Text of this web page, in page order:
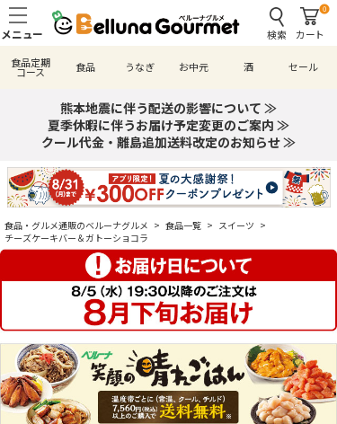
検索
0
カート
食品定期
コース 食品 うなぎ お中元 酒 セール
熊本地震に伴う配送の影響について ≫
夏季休暇に伴うお届け予定変更のご案内 ≫
クール代金・離島追加送料改定のお知らせ ≫
食品・グルメ通販のベルーナグルメ > 食品一覧 > スイーツ >
チーズケーキバー＆ガトーショコラ